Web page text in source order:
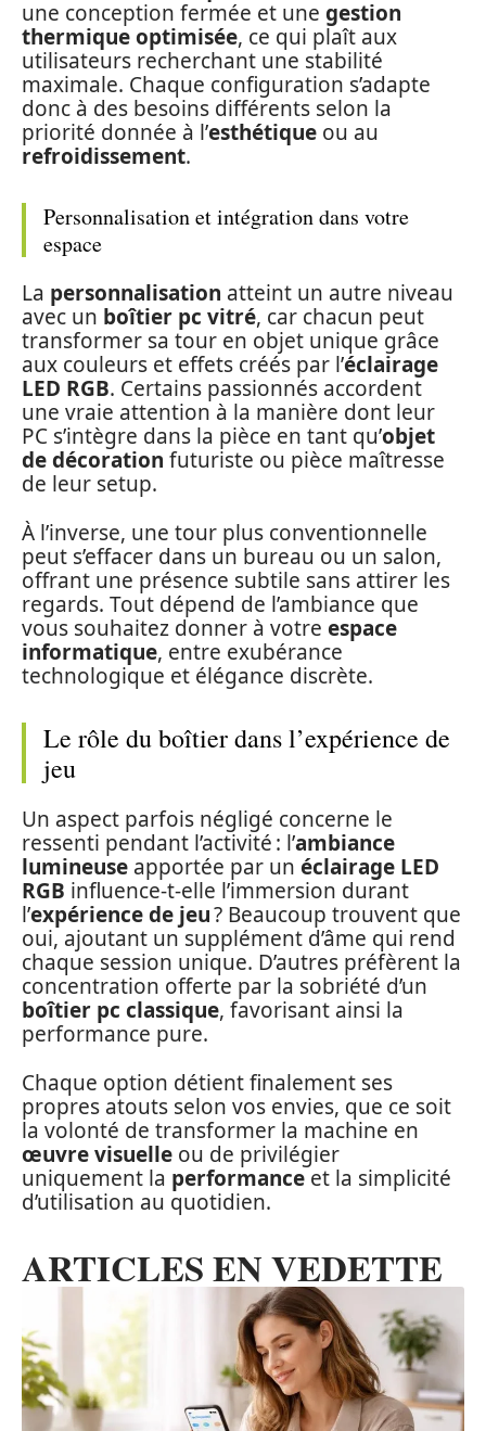
une conception fermée et une gestion
thermique optimisée, ce qui plaît aux
utilisateurs recherchant une stabilité
maximale. Chaque configuration s’adapte
donc à des besoins différents selon la
priorité donnée à l’esthétique ou au
refroidissement.
Personnalisation et intégration dans votre
espace
La personnalisation atteint un autre niveau
avec un boîtier pc vitré, car chacun peut
transformer sa tour en objet unique grâce
aux couleurs et effets créés par l’éclairage
LED RGB. Certains passionnés accordent
une vraie attention à la manière dont leur
PC s’intègre dans la pièce en tant qu’objet
de décoration futuriste ou pièce maîtresse
de leur setup.
À l’inverse, une tour plus conventionnelle
peut s’effacer dans un bureau ou un salon,
offrant une présence subtile sans attirer les
regards. Tout dépend de l’ambiance que
vous souhaitez donner à votre espace
informatique, entre exubérance
technologique et élégance discrète.
Le rôle du boîtier dans l’expérience de
jeu
Un aspect parfois négligé concerne le
ressenti pendant l’activité : l’ambiance
lumineuse apportée par un éclairage LED
RGB influence-t-elle l’immersion durant
l’expérience de jeu? Beaucoup trouvent que
oui, ajoutant un supplément d’âme qui rend
chaque session unique. D’autres préfèrent la
concentration offerte par la sobriété d’un
boîtier pc classique, favorisant ainsi la
performance pure.
Chaque option détient finalement ses
propres atouts selon vos envies, que ce soit
la volonté de transformer la machine en
œuvre visuelle ou de privilégier
uniquement la performance et la simplicité
d’utilisation au quotidien.
ARTICLES EN VEDETTE